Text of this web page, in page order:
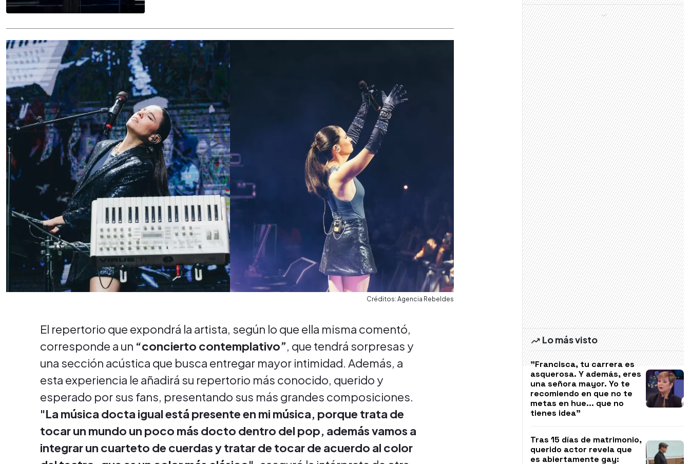
Créditos: Agencia Rebeldes
El repertorio que expondrá la artista, según lo que ella misma comentó,
corresponde a un “concierto contemplativo”, que tendrá sorpresas y
una sección acústica que busca entregar mayor intimidad. Además, a
esta experiencia le añadirá su repertorio más conocido, querido y
esperado por sus fans, presentando sus más grandes composiciones.
"La música docta igual está presente en mi música, porque trata de
tocar un mundo un poco más docto dentro del pop, además vamos a
integrar un cuarteto de cuerdas y tratar de tocar de acuerdo al color
Lo más visto
"Francisca, tu carrera es
asquerosa. Y además, eres
una señora mayor. Yo te
recomiendo en que no te
metas en hue... que no
tienes idea"
Tras 15 días de matrimonio,
querido actor revela que
es abiertamente gay: